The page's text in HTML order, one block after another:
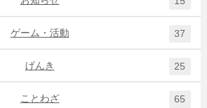
ゲーム・活動 37
げんき 25
ことわざ 65